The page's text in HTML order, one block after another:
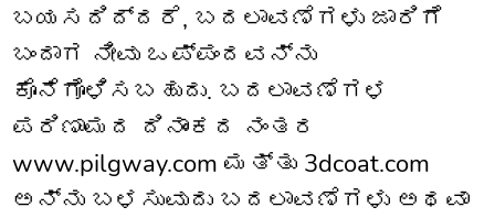
ಬಯಸದಿದ್ದರೆ, ಬದಲಾವಣೆಗಳು ಜಾರಿಗೆ
ಬಂದಾಗ ನೀವು ಒಪ್ಪಂದವನ್ನು
ಕೊನೆಗೊಳಿಸಬಹುದು. ಬದಲಾವಣೆಗಳ
ಪರಿಣಾಮದ ದಿನಾಂಕದ ನಂತರ
www.pilgway.com ಮತ್ತು 3dcoat.com
ಅನ್ನು ಬಳಸುವುದು ಬದಲಾವಣೆಗಳು ಅಥವಾ